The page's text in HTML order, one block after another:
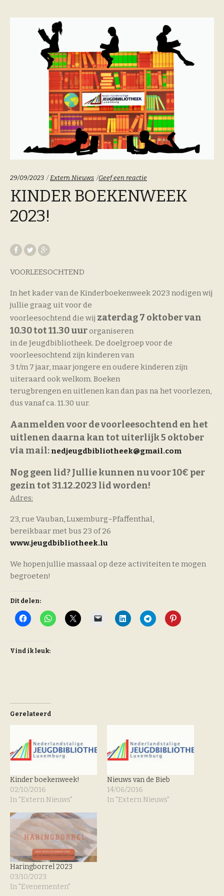
29/09/2023 Categoriën:
Extern Nieuws Geef een reactie
KINDER BOEKENWEEK
2023!
VOORLEESOCHTEND
In het kader van de Kinderboekenweek 2023 nodigen wij
jullie graag uit voor de
voorleesochtend die wij zaterdag 7 oktober van
10.30 tot 11.30 uur organiseren
in de Jeugdbibliotheek. De doelgroep voor de
voorleesochtend zijn kinderen van
3 t/m 7 jaar, maar jongere en oudere kinderen zijn
uiteraard ook welkom. Boeken
terugbrengen en uitlenen kan dan pas na het voorlezen,
dus vanaf ca. 11.30 uur.
Aanmelden voor de voorleesochtend en het
uitlenen daarnakan tot uiterlijk 5 oktober
via mail: nedjeugdbibliotheek@gmail.com
Nog geen lid? Jullie kunnen nu voor 10€ per
gezin tot 31.12.2023 lid worden!
Adres:
23, rue Vauban, Luxemburg–Pfaffenthal,
bereikbaar met bus 23 of 26
www.jeugdbibliotheek.lu
We hopen jullie massaal op deze activiteiten te mogen
begroeten!
Dit delen:
Vind ik leuk:
Gerelateerd
Kinder boekenweek!
02/10/2016
In "Extern Nieuws"
Nieuws van de Bieb
14/06/2016
In "Extern Nieuws"
Haringborrel 2023
03/10/2023
In "Evenementen"